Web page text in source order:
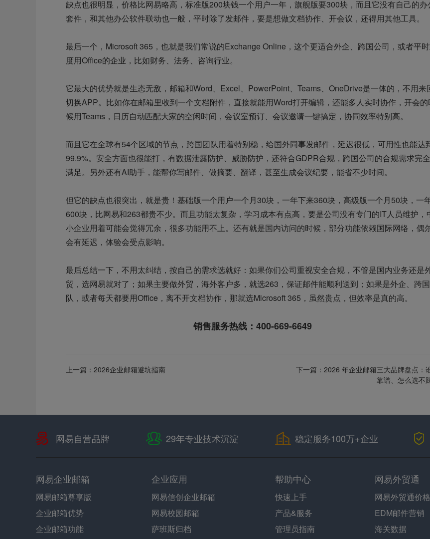
缺点也很明显，价格比网易略高，标准版200块钱一个用户一年，旗舰版要300块，而且它没有自己的办
套件，和其他办公软件联动也一般，平时除了发邮件，要是想做文档协作、开会议，还得用其他工具。
最后一个，Microsoft 365，也就是我们常说的Exchange Online，这个更适合外企、跨国公司，或者平
度用Office的企业，比如财务、法务、咨询行业。
它最大的优势就是生态无敌，邮箱和Word、Excel、PowerPoint、Teams、OneDrive是一体的，不用来
切换APP。比如你在邮箱里收到一个文档附件，直接就能用Word打开编辑，还能多人实时协作，开会的
候用Teams，日历自动匹配大家的空闲时间，会议室预订、会议邀请一键搞定，协同效率特别高。
而且它在全球有54个区域的节点，跨国团队用着特别稳，给国外同事发邮件，延迟很低，可用性也能达
99.9%。安全方面也很能打，有数据泄露防护、威胁防护，还符合GDPR合规，跨国公司的合规需求完
满足。另外还有AI助手，能帮你写邮件、做摘要、翻译，甚至生成会议纪要，能省不少时间。
但它的缺点也很突出，就是贵！基础版一个用户一个月30块，一年下来360块，高级版一个月50块，一
600块，比网易和263都贵不少。而且功能太复杂，学习成本有点高，要是公司没有专门的IT人员维护，
小企业用着可能会觉得冗余，很多功能用不上。还有就是国内访问的时候，部分功能依赖国际网络，偶
会有延迟，体验会受点影响。
最后总结一下，不用太纠结，按自己的需求选就好：如果你们公司重视安全合规，不管是国内业务还是
贸，选网易就对了；如果主要做外贸，海外客户多，就选263，保证邮件能顺利送到；如果是外企、跨
队，或者每天都要用Office，离不开文档协作，那就选Microsoft 365，虽然贵点，但效率是真的高。
销售服务热线： 400-669-6649
上一篇： 2026企业邮箱避坑指南 下一篇： 2026 年企业邮箱三大品牌盘点：
靠谱、怎么选不
网易自营品牌 29年专业技术沉淀 稳定服务100万+企业
网易企业邮箱
网易邮箱尊享版
企业邮箱优势
企业邮箱功能
企业应用
网易信创企业邮箱
网易校园邮箱
萨班斯归档
帮助中心
快速上手
产品&服务
管理员指南
网易外贸通
网易外贸通价格
EDM邮件营销
海关数据